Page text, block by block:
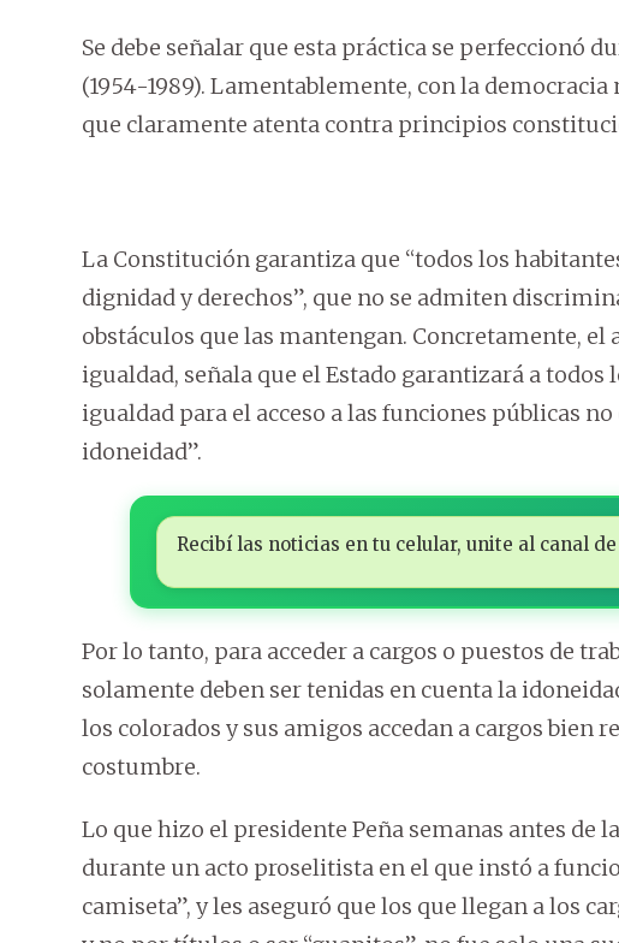
Se debe señalar que esta práctica se perfeccionó
(1954-1989). Lamentablemente, con la
que claramente atenta contra principios
La Constitución garantiza que “todos los
dignidad y derechos”, que no se admiten
obstáculos que las mantengan. Concretamente, el
igualdad, señala que el Estado garantizará a todos
igualdad para el acceso a las funciones públicas
idoneidad”.
Recibí las noticias en tu celular, unite al canal
Por lo tanto, para acceder a cargos o puestos de
solamente deben ser tenidas en cuenta la
los colorados y sus amigos accedan a cargos bien
costumbre.
Lo que hizo el presidente Peña semanas antes de
durante un acto proselitista en el que instó a
camiseta”, y les aseguró que los que llegan a los